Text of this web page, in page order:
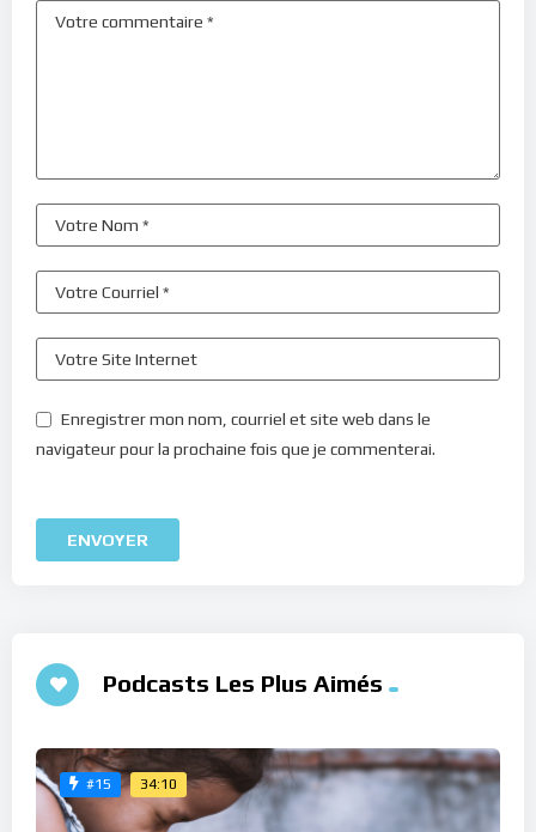
Enregistrer mon nom, courriel et site web dans le
navigateur pour la prochaine fois que je commenterai.
Podcasts Les Plus Aimés
#15 34:10